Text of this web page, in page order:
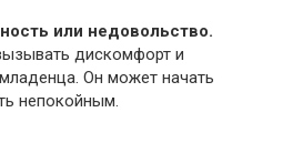
или недовольство.
дискомфорт и
Он может начать
непокойным.